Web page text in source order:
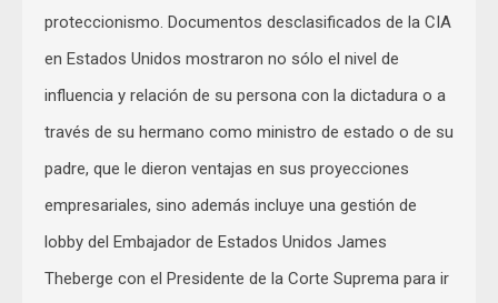
proteccionismo. Documentos desclasificados de la CIA
en Estados Unidos mostraron no sólo el nivel de
influencia y relación de su persona con la dictadura o a
través de su hermano como ministro de estado o de su
padre, que le dieron ventajas en sus proyecciones
empresariales, sino además incluye una gestión de
lobby del Embajador de Estados Unidos James
Theberge con el Presidente de la Corte Suprema para ir